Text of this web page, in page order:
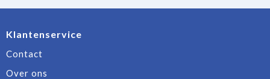
Klantenservice
Contact
Over ons